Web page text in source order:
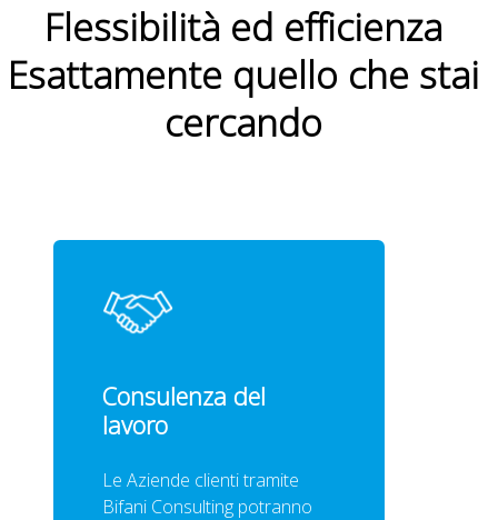
Flessibilità ed efficienza
Esattamente quello che stai
cercando
Consulenza del
lavoro
Le Aziende clienti tramite
Bifani Consulting potranno